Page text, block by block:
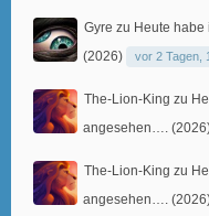
Gyre zu Heute habe
(2026)
vor 2 Tagen,
The-Lion-King zu
angesehen….
The-Lion-King zu
angesehen….